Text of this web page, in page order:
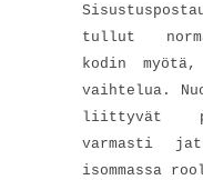
tullut
kodin
vaihtelua.
liittyvät
varmasti
isommassa